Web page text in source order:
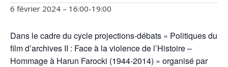
6 février 2024 – 16:00-19:00
Dans le cadre du cycle projections-débats « Politiques du
film d’archives II : Face à la violence de l’Histoire –
Hommage à Harun Farocki (1944-2014) » organisé par